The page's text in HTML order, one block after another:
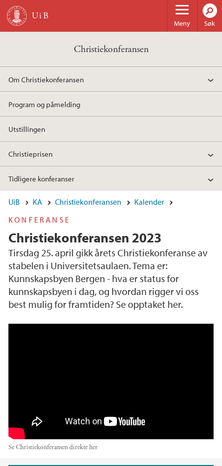
Hopp til hovedinnhold
Meny Søk
Christiekonferansen
Om Christiekonferansen
Program og påmelding
Utstillingen
Christieprisen
Tidligere konferanser
UiB KA Christiekonferansen
Kalender
KONFERANSE
Christiekonferansen 2023
Tirsdag 25. april gikk årets Christiekonferanse av
stabelen i Universitetsaulaen. Tema er:
Kunnskapsbyen Bergen - hva er status for
kunnskapsbyen i dag, og hvordan rigger vi oss
best mulig for framtiden? Se opptaket her.
Se Christiekonferansen direkte her